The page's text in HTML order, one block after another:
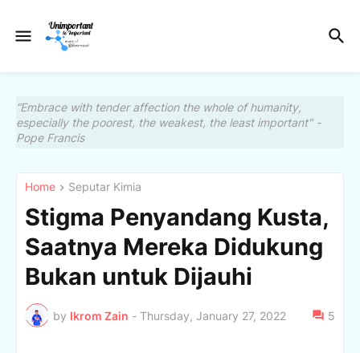
“Embrace with tender affection the whole of humanity,
especially the poorest, the weakest, the least important" -
Pope Francis
Home Seputar Kimia
Stigma Penyandang Kusta,
Saatnya Mereka Didukung
Bukan untuk Dijauhi
by Ikrom Zain - Thursday, January 27, 2022 5